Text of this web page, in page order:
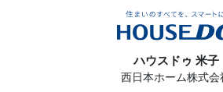
ハウスドゥ 米子
西日本ホーム株式会